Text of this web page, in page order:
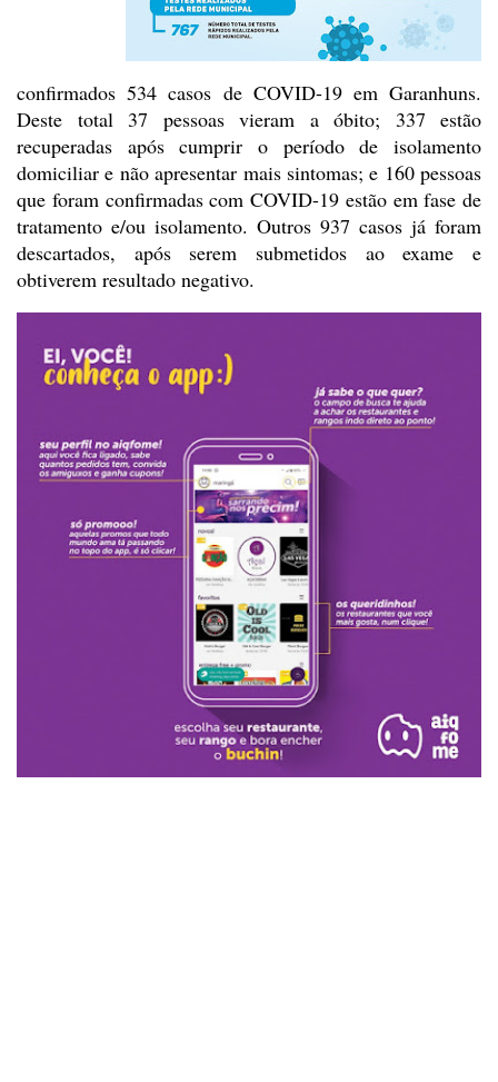
confirmados 534 casos de COVID-19 em Garanhuns.
Deste total 37 pessoas vieram a óbito; 337 estão
recuperadas após cumprir o período de isolamento
domiciliar e nãoapresentar mais sintomas; e 160 pessoas
que foram confirmadas com COVID-19 estão em fase de
tratamento e/ou isolamento. Outros 937 casos já foram
descartados, após serem submetidos ao exame e
obtiverem resultado negativo.